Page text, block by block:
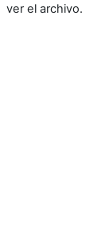
ver el archivo.